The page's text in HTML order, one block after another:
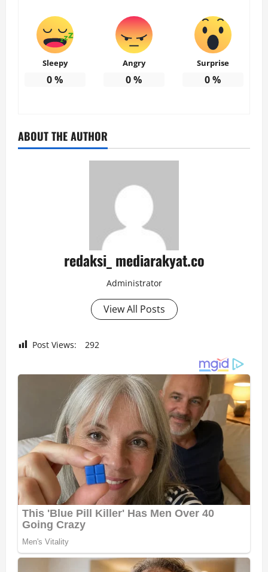
Sleepy
0%
Angry
0%
Surprise
0%
ABOUT THE AUTHOR
redaksi_ mediarakyat.co
Administrator
View All Posts
Post Views: 292